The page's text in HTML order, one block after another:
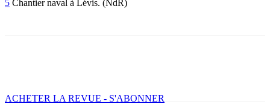
5 Chantier naval à Lévis. (NdR)
ACHETER LA REVUE - S'ABONNER